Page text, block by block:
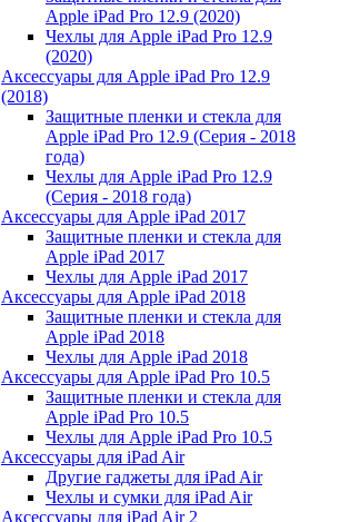
Apple iPad Pro 12.9 (2020)
Чехлы для Apple iPad Pro 12.9
(2020)
Аксессуары для Apple iPad Pro 12.9
(2018)
Защитные пленки и стекла для
Apple iPad Pro 12.9 (Серия - 2018
года)
Чехлы для Apple iPad Pro 12.9
(Серия - 2018 года)
Аксессуары для Apple iPad 2017
Защитные пленки и стекла для
Apple iPad 2017
Чехлы для Apple iPad 2017
Аксессуары для Apple iPad 2018
Защитные пленки и стекла для
Apple iPad 2018
Чехлы для Apple iPad 2018
Аксессуары для Apple iPad Pro 10.5
Защитные пленки и стекла для
Apple iPad Pro 10.5
Чехлы для Apple iPad Pro 10.5
Аксессуары для iPad Air
Другие гаджеты для iPad Air
Чехлы и сумки для iPad Air
Аксессуары для iPad Air 2